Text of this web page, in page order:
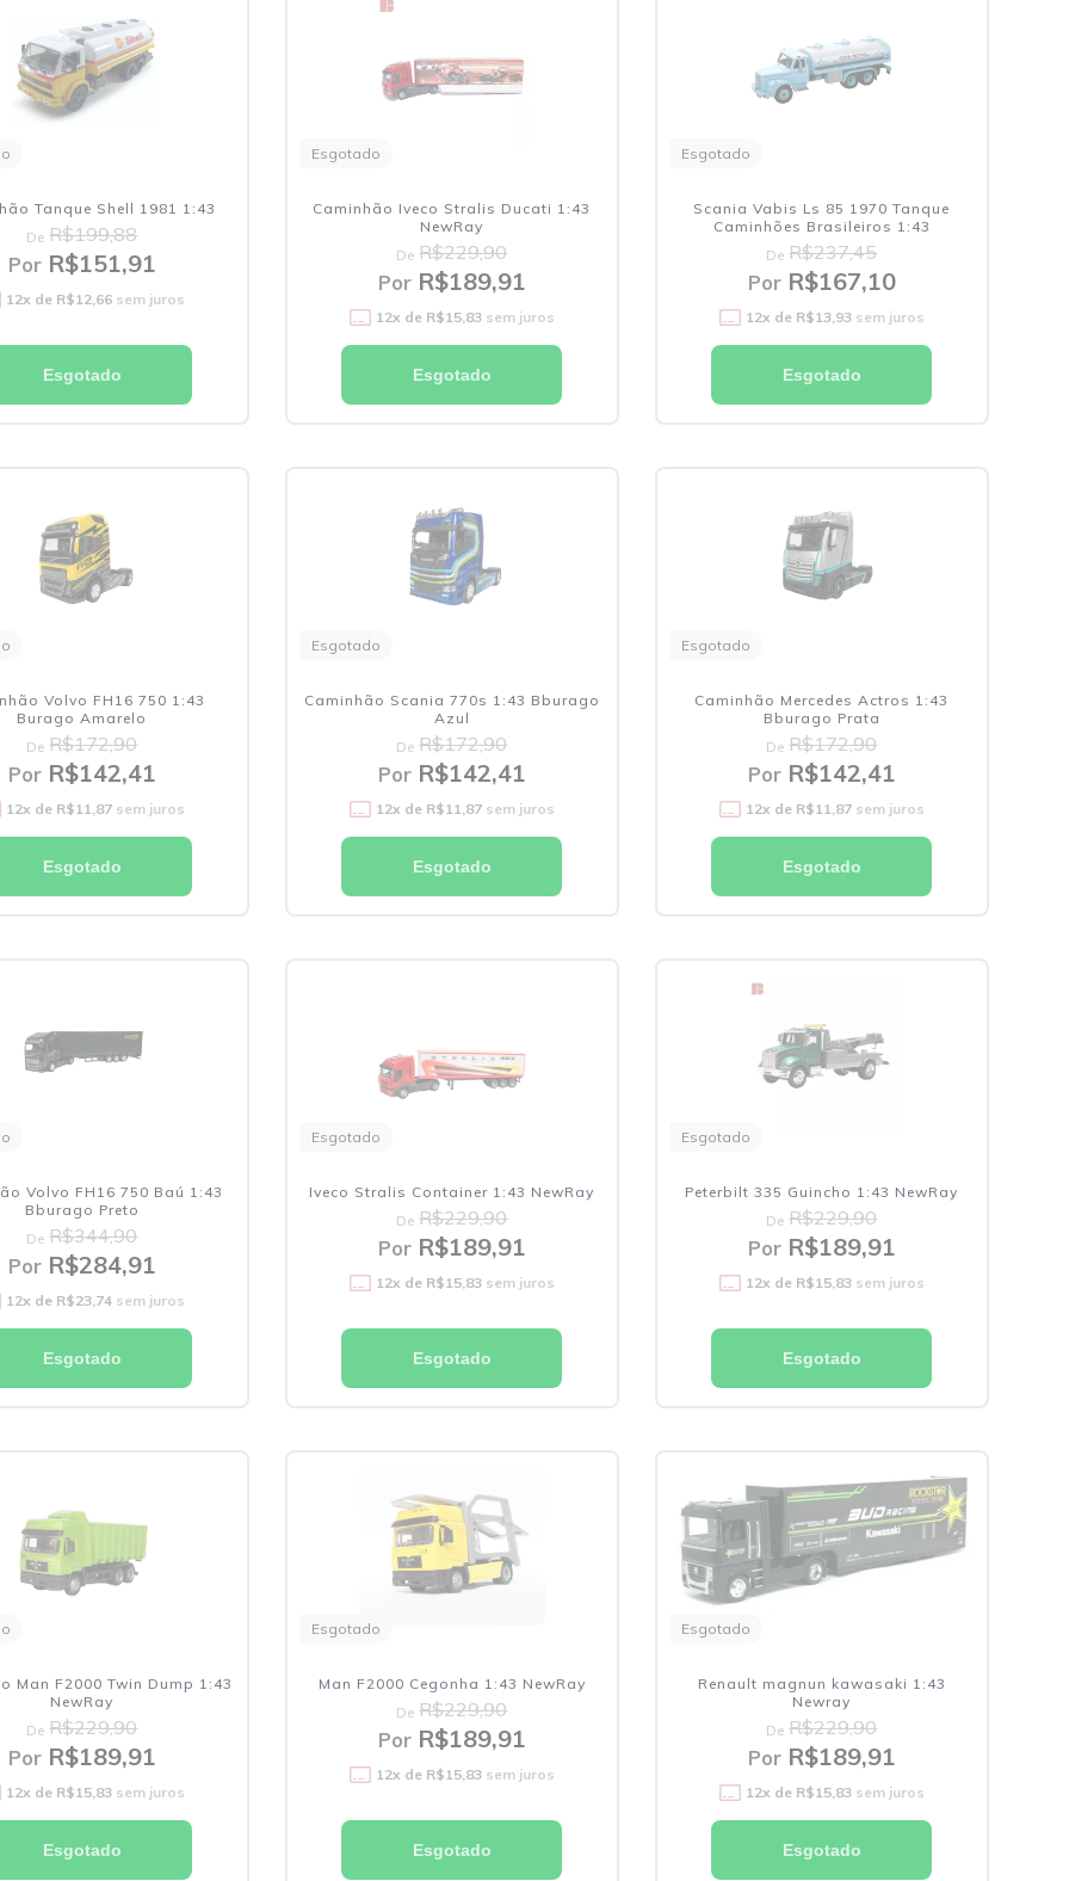
Tanque Shell 1981 1:43
De R$199,88
PorR$151,91
12x de R$12,66sem juros
Esgotado
Esgotado
Caminhão Iveco Stralis Ducati 1:43
NewRay
De R$229,90
PorR$189,91
12x de R$15,83sem juros
Esgotado
Esgotado
Scania Vabis Ls 85 1970 Tanque
Caminhões Brasileiros 1:43
De R$237,45
PorR$167,10
12x de R$13,93sem juros
Esgotado
Volvo FH16 750 1:43
Burago Amarelo
De R$172,90
PorR$142,41
12x de R$11,87sem juros
Esgotado
Esgotado
Caminhão Scania 770s 1:43 Bburago
Azul
De R$172,90
PorR$142,41
12x de R$11,87sem juros
Esgotado
Esgotado
Caminhão Mercedes Actros 1:43
Bburago Prata
De R$172,90
PorR$142,41
12x de R$11,87sem juros
Esgotado
Volvo FH16 750 Baú 1:43
Bburago Preto
De R$344,90
PorR$284,91
12x de R$23,74sem juros
Esgotado
Esgotado
Iveco Stralis Container 1:43 NewRay
De R$229,90
PorR$189,91
12x de R$15,83sem juros
Esgotado
Esgotado
Peterbilt 335 Guincho 1:43 NewRay
De R$229,90
PorR$189,91
12x de R$15,83sem juros
Esgotado
Man F2000 Twin Dump 1:43
NewRay
De R$229,90
PorR$189,91
12x de R$15,83sem juros
Esgotado
Esgotado
Man F2000 Cegonha 1:43 NewRay
De R$229,90
PorR$189,91
12x de R$15,83sem juros
Esgotado
Esgotado
Renault magnun kawasaki 1:43
Newray
De R$229,90
PorR$189,91
12x de R$15,83sem juros
Esgotado